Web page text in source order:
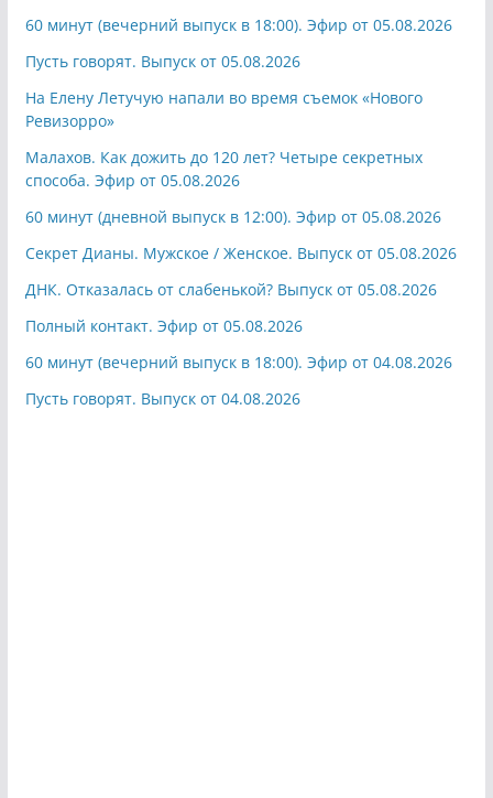
60 минут (вечерний выпуск в 18:00). Эфир от 05.08.2026
Пусть говорят. Выпуск от 05.08.2026
На Елену Летучую напали во время съемок «Нового
Ревизорро»
Малахов. Как дожить до 120 лет? Четыре секретных
способа. Эфир от 05.08.2026
60 минут (дневной выпуск в 12:00). Эфир от 05.08.2026
Секрет Дианы. Мужское / Женское. Выпуск от 05.08.2026
ДНК. Отказалась от слабенькой? Выпуск от 05.08.2026
Полный контакт. Эфир от 05.08.2026
60 минут (вечерний выпуск в 18:00). Эфир от 04.08.2026
Пусть говорят. Выпуск от 04.08.2026